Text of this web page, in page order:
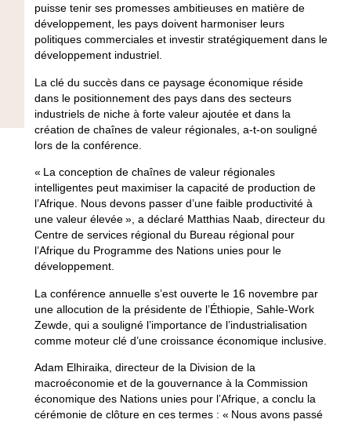
puisse tenir ses promesses ambitieuses en matière de
développement, les pays doivent harmoniser leurs
politiques commerciales et investir stratégiquement dans le
développement industriel.
La clé du succès dans ce paysage économique réside
dans le positionnement des pays dans des secteurs
industriels de niche à forte valeur ajoutée et dans la
création de chaînes de valeur régionales, a-t-on souligné
lors de la conférence.
« La conception de chaînes de valeur régionales
intelligentes peut maximiser la capacité de production de
l’Afrique. Nous devons passer d’une faible productivité à
une valeur élevée », a déclaré Matthias Naab, directeur du
Centre de services régional du Bureau régional pour
l’Afrique du Programme des Nations unies pour le
développement.
La conférence annuelle s’est ouverte le 16 novembre par
une allocution de la présidente de l’Éthiopie, Sahle-Work
Zewde, qui a souligné l’importance de l’industrialisation
comme moteur clé d’une croissance économique inclusive.
Adam Elhiraika, directeur de la Division de la
macroéconomie et de la gouvernance à la Commission
économique des Nations unies pour l’Afrique, a conclu la
cérémonie de clôture en ces termes : « Nous avons passé